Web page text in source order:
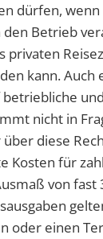
dürfen, wenn
Betrieb
privaten
kann. Auch
nicht in
diese
Kosten für
von fast
oder einen